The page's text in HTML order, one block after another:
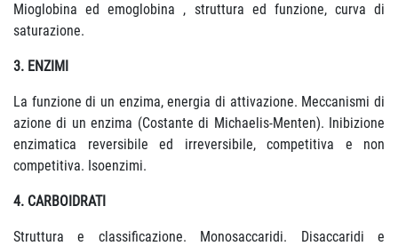
Mioglobina ed emoglobina , struttura ed funzione, curva di
saturazione.
3. ENZIMI
La funzione di un enzima, energia di attivazione. Meccanismi di
azione di un enzima (Costante di Michaelis-Menten). Inibizione
enzimatica reversibile ed irreversibile, competitiva e non
competitiva. Isoenzimi.
4. CARBOIDRATI
Struttura e classificazione. Monosaccaridi. Disaccaridi e